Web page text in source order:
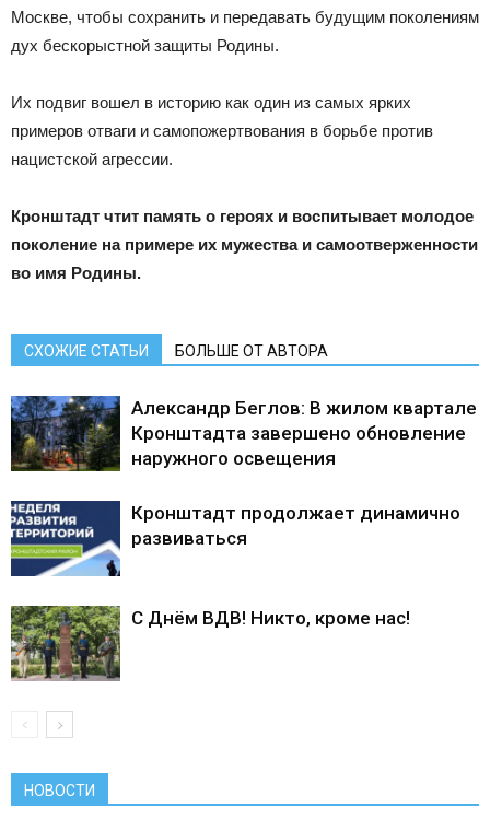
Москве, чтобы сохранить и передавать будущим поколениям
дух бескорыстной защиты Родины.
Их подвиг вошел в историю как один из самых ярких
примеров отваги и самопожертвования в борьбе против
нацистской агрессии.
Кронштадт чтит память о героях и воспитывает молодое
поколение на примере их мужества и самоотверженности
во имя Родины.
СХОЖИЕ СТАТЬИ БОЛЬШЕ ОТ АВТОРА
Александр Беглов: В жилом квартале
Кронштадта завершено обновление
наружного освещения
Кронштадт продолжает динамично
развиваться
С Днём ВДВ! Никто, кроме нас!
НОВОСТИ